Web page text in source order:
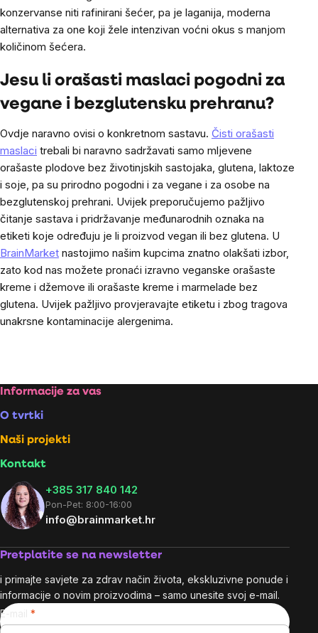
konzervanse niti rafinirani šećer, pa je laganija, moderna
alternativa za one koji žele intenzivan voćni okus s manjom
količinom šećera.
Jesu li orašasti maslaci pogodni za
vegane i bezglutensku prehranu?
Ovdje naravno ovisi o konkretnom sastavu. Čisti orašasti
maslaci trebali bi naravno sadržavati samo mljevene
orašaste plodove bez životinjskih sastojaka, glutena, laktoze
i soje, pa su prirodno pogodni i za vegane i za osobe na
bezglutenskoj prehrani. Uvijek preporučujemo pažljivo
čitanje sastava i pridržavanje međunarodnih oznaka na
etiketi koje određuju je li proizvod vegan ili bez glutena. U
BrainMarket nastojimo našim kupcima znatno olakšati izbor,
zato kod nas možete pronaći izravno veganske orašaste
kreme i džemove ili orašaste kreme i marmelade bez
glutena. Uvijek pažljivo provjeravajte etiketu i zbog tragova
unakrsne kontaminacije alergenima.
Footer
Informacije za vas
O tvrtki
Naši projekti
Kontakt
+385 317 840 142
Pon-Pet: 8:00-16:00
info@brainmarket.hr
Pretplatite se na newsletter
i primajte savjete za zdrav način života, ekskluzivne ponude i
informacije o novim proizvodima – samo unesite svoj e-mail.
E-mail